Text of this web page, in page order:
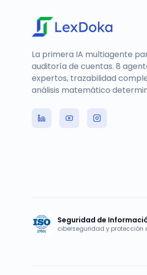
La primera IA multiagente
auditoría de cuentas. 8
expertos, trazabilidad
análisis matemático
Seguridad de
ciberseguridad y protección